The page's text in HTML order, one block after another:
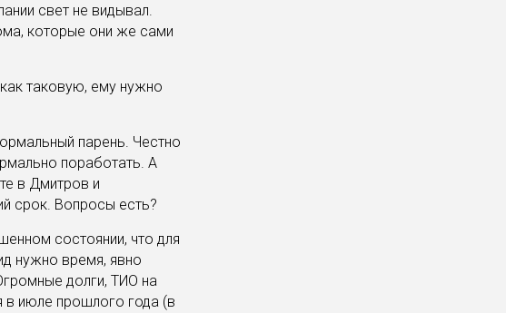
свет не видывал.
которые они же сами
таковую, ему нужно
парень. Честно
поработать. А
в Дмитров и
срок. Вопросы есть?
состоянии, что для
нужно время, явно
долги, ТИО на
в июле прошлого года (в